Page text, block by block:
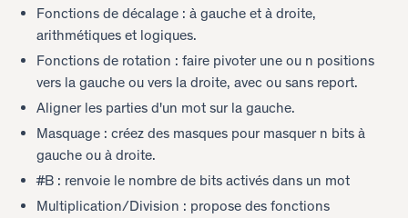
Fonctions de décalage : à gauche et à droite,
arithmétiques et logiques.
Fonctions de rotation : faire pivoter une ou n positions
vers la gauche ou vers la droite, avec ou sans report.
Aligner les parties d'un mot sur la gauche.
Masquage : créez des masques pour masquer n bits à
gauche ou à droite.
#B : renvoie le nombre de bits activés dans un mot
Multiplication/Division : propose des fonctions